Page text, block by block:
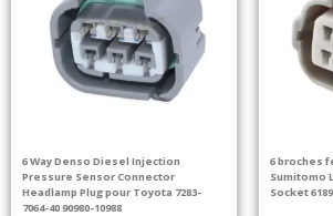
6 Way Denso Diesel Injection
Pressure Sensor Connector
Headlamp Plug pour Toyota 7283-
7064-40 90980-10988
6 broches
Sumitomo
Socket